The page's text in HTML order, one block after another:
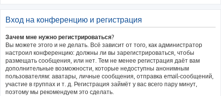
Вход на конференцию и регистрация
Зачем мне нужно регистрироваться?
Вы можете этого и не делать. Всё зависит от того, как администратор
настроил конференцию: должны ли вы зарегистрироваться, чтобы
размещать сообщения, или нет. Тем не менее регистрация даёт вам
дополнительные возможности, которые недоступны анонимным
пользователям: аватары, личные сообщения, отправка email-сообщений,
участие в группах и т. д. Регистрация займёт у вас всего пару минут,
поэтому мы рекомендуем это сделать.